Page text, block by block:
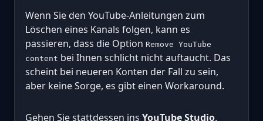
Wenn Sie den YouTube-Anleitungen zum
Löschen eines Kanals folgen, kann es
passieren, dass die Option Remove YouTube
content bei Ihnen schlicht nicht auftaucht. Das
scheint bei neueren Konten der Fall zu sein,
aber keine Sorge, es gibt einen Workaround.
Gehen Sie stattdessen ins YouTube Studio.